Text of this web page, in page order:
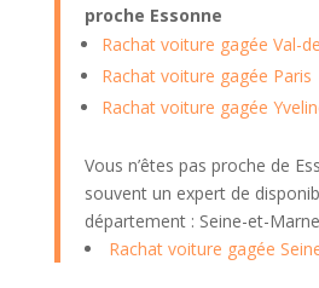
proche Essonne
Rachat voiture gagée Val-
Rachat voiture gagée Paris
Rachat voiture gagée
Vous n’êtes pas proche de
souvent un expert de
département : Seine-et-Marne
Rachat voiture gagée